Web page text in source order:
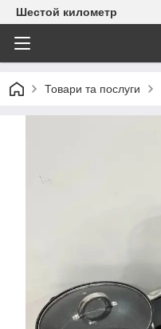
Шестой километр
Товари та послуги